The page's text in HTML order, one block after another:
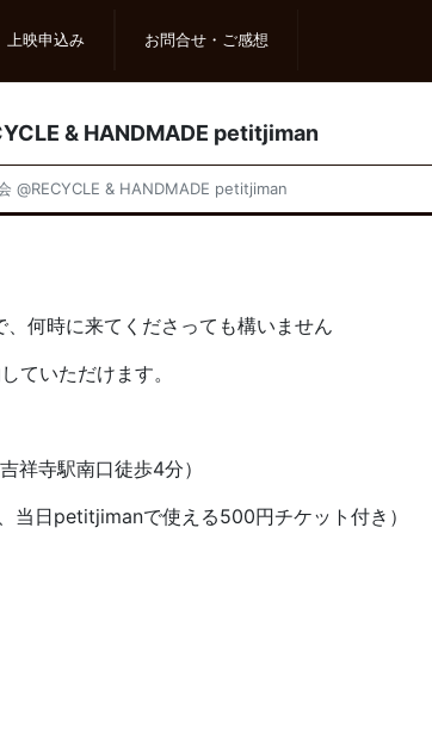
上映申込み お問合せ・ご感想
& HANDMADE petitjiman
@RECYCLE & HANDMADE petitjiman
来てくださっても構いません
ただけます。
祥寺駅南口徒歩4分）
当日petitjimanで使える500円チケット付き）